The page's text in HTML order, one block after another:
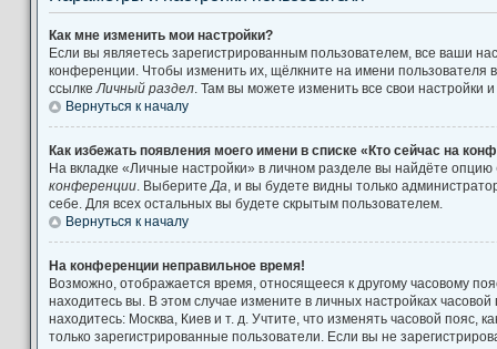
Как мне изменить мои настройки?
Если вы являетесь зарегистрированным пользователем, все ваши
конференции. Чтобы изменить их, щёлкните на имени пользователя
ссылке Личный раздел . Там вы можете изменить все свои настройки
Вернуться к началу
Как избежать появления моего имени в списке «Кто сейчас на
На вкладке «Личные настройки» в личном разделе вы найдёте опцию
конференции . Выберите Да , и вы будете видны только
себе. Для всех остальных вы будете скрытым пользователем.
Вернуться к началу
На конференции неправильное время!
Возможно, отображается время, относящееся к другому часовому
находитесь вы. В этом случае измените в личных настройках часовой
находитесь: Москва, Киев и т. д. Учтите, что изменять часовой пояс,
только зарегистрированные пользователи. Если вы не